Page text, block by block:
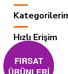
Hızlı Erişim
Sosyal
FIRSAT
ÜRÜNLERİ